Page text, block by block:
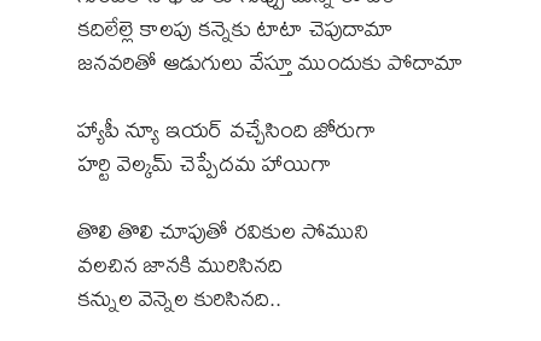
కదిలేల్లె కాలపు కన్నెకు టాటా చెపుదామా
జనవరితో ఆడుగులు వేస్తూ ముందుకు పోదామా
హ్యాపీ న్యూ ఇయర్ వచ్చేసింది జోరుగా
హర్టి వెల్కమ్ చెప్పేదమ హాయిగా
తొలి తొలి చూపుతో రవికుల సోముని
వలచిన జానకి మురిసినది
కన్నుల వెన్నెల కురిసినది..